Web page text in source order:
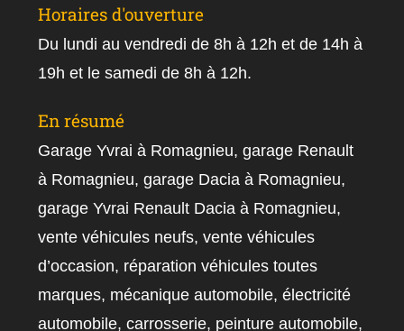
Horaires d'ouverture
Du lundi au vendredi de 8h à 12h et de 14h à
19h et le samedi de 8h à 12h.
En résumé
Garage Yvrai à Romagnieu, garage Renault
à Romagnieu, garage Dacia à Romagnieu,
garage Yvrai Renault Dacia à Romagnieu,
vente véhicules neufs, vente véhicules
d’occasion, réparation véhicules toutes
marques, mécanique automobile, électricité
automobile, carrosserie, peinture automobile,